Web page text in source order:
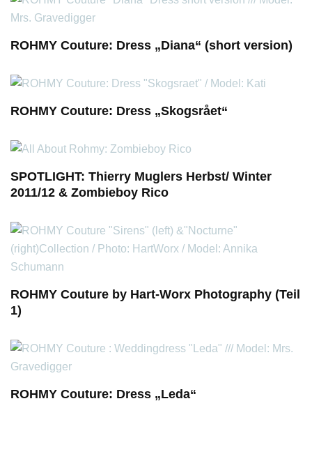
ROHMY Couture: Dress „Diana“ (short version)
ROHMY Couture: Dress „Skogsrået“
SPOTLIGHT: Thierry Muglers Herbst/ Winter
2011/12 & Zombieboy Rico
ROHMY Couture by Hart-Worx Photography (Teil
1)
ROHMY Couture: Dress „Leda“